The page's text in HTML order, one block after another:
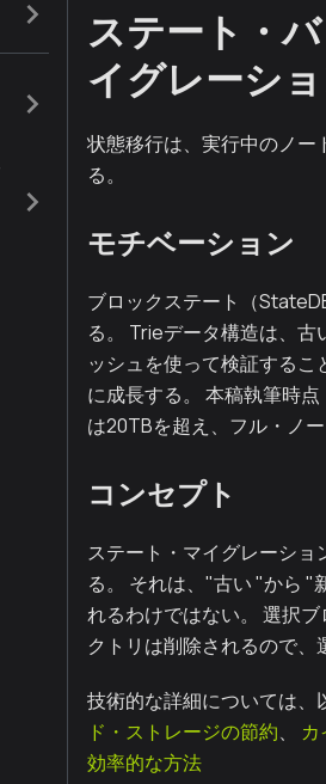
ステート・
イグレーショ
状態移行は、実行中のノー
る。
モチベーション
ブロックステート（
る。 Trieデータ構造は、
ッシュを使って検証する
に成長する。 本稿執筆時
は20TBを超え、フル・ノ
コンセプト
ステート・マイグレーシ
る。 それは、"古い "から "
れるわけではない。 選択
クトリは削除されるので、
技術的な詳細については、
ド・ストレージの節約、
効率的な方法